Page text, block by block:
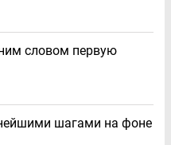
словом первую
шагами на фоне